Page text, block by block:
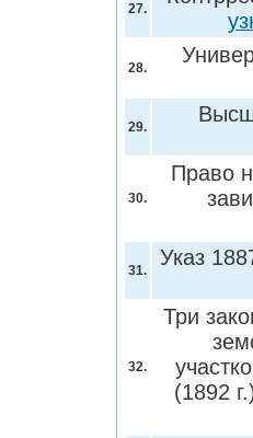
27.
28.
29.
30.
Право
31.
Указ
32.
Три
(1892